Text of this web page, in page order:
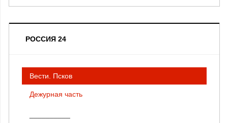
РОССИЯ 24
Вести. Псков
Дежурная часть